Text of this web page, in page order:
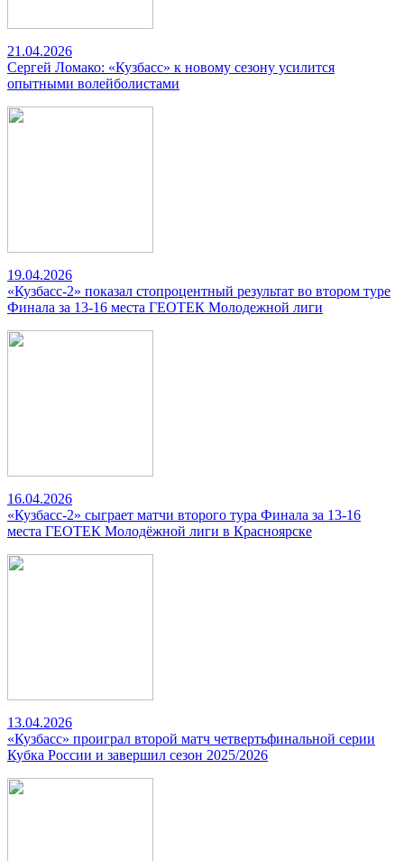
21.04.2026
Сергей Ломако: «Кузбасс» к новому сезону усилится
опытными волейболистами
19.04.2026
«Кузбасс-2» показал стопроцентный результат во втором туре
Финала за 13-16 места ГЕОТЕК Молодежной лиги
16.04.2026
«Кузбасс-2» сыграет матчи второго тура Финала за 13-16
места ГЕОТЕК Молодёжной лиги в Красноярске
13.04.2026
«Кузбасс» проиграл второй матч четвертьфинальной серии
Кубка России и завершил сезон 2025/2026